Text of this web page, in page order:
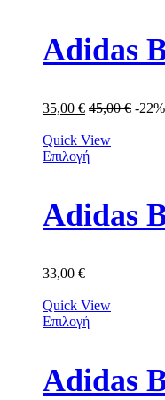
Adidas
35,00 € 45,00€ -22%
Quick View
Επιλογή
Adidas
33,00 €
Quick View
Επιλογή
Adidas